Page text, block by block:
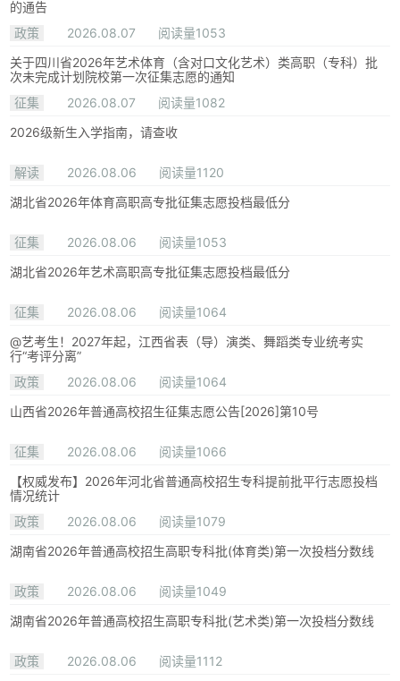
的通告
政策
2026.08.07
阅读量1053
关于四川省2026年艺术体育（含对口文化艺术）类高职（专科）批
次未完成计划院校第一次征集志愿的通知
征集
2026.08.07
阅读量1082
2026级新生入学指南，请查收
解读 2026.08.06
阅读量1120
湖北省2026年体育高职高专批征集志愿投档最低分
征集 2026.08.06
阅读量1053
湖北省2026年艺术高职高专批征集志愿投档最低分
征集 2026.08.06
阅读量1064
@艺考生！2027年起，江西省表（导）演类、舞蹈类专业统考实
行“考评分离”
政策
2026.08.06
阅读量1064
山西省2026年普通高校招生征集志愿公告[2026]第10号
征集 2026.08.06
阅读量1066
【权威发布】2026年河北省普通高校招生专科提前批平行志愿投档
情况统计
政策
2026.08.06
阅读量1079
湖南省2026年普通高校招生高职专科批(体育类)第一次投档分数线
政策 2026.08.06
阅读量1049
湖南省2026年普通高校招生高职专科批(艺术类)第一次投档分数线
政策 2026.08.06
阅读量1112